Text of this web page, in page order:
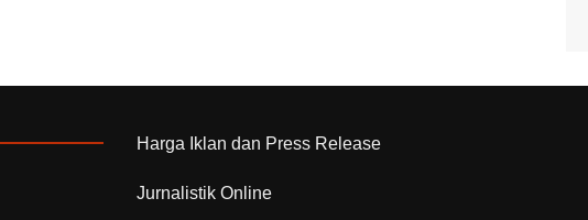
Harga Iklan dan Press Release
Jurnalistik Online